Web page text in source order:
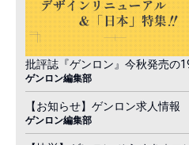
批評誌『ゲンロン』今秋発売の
ゲンロン編集部
【お知らせ】ゲンロン求人情報
ゲンロン編集部